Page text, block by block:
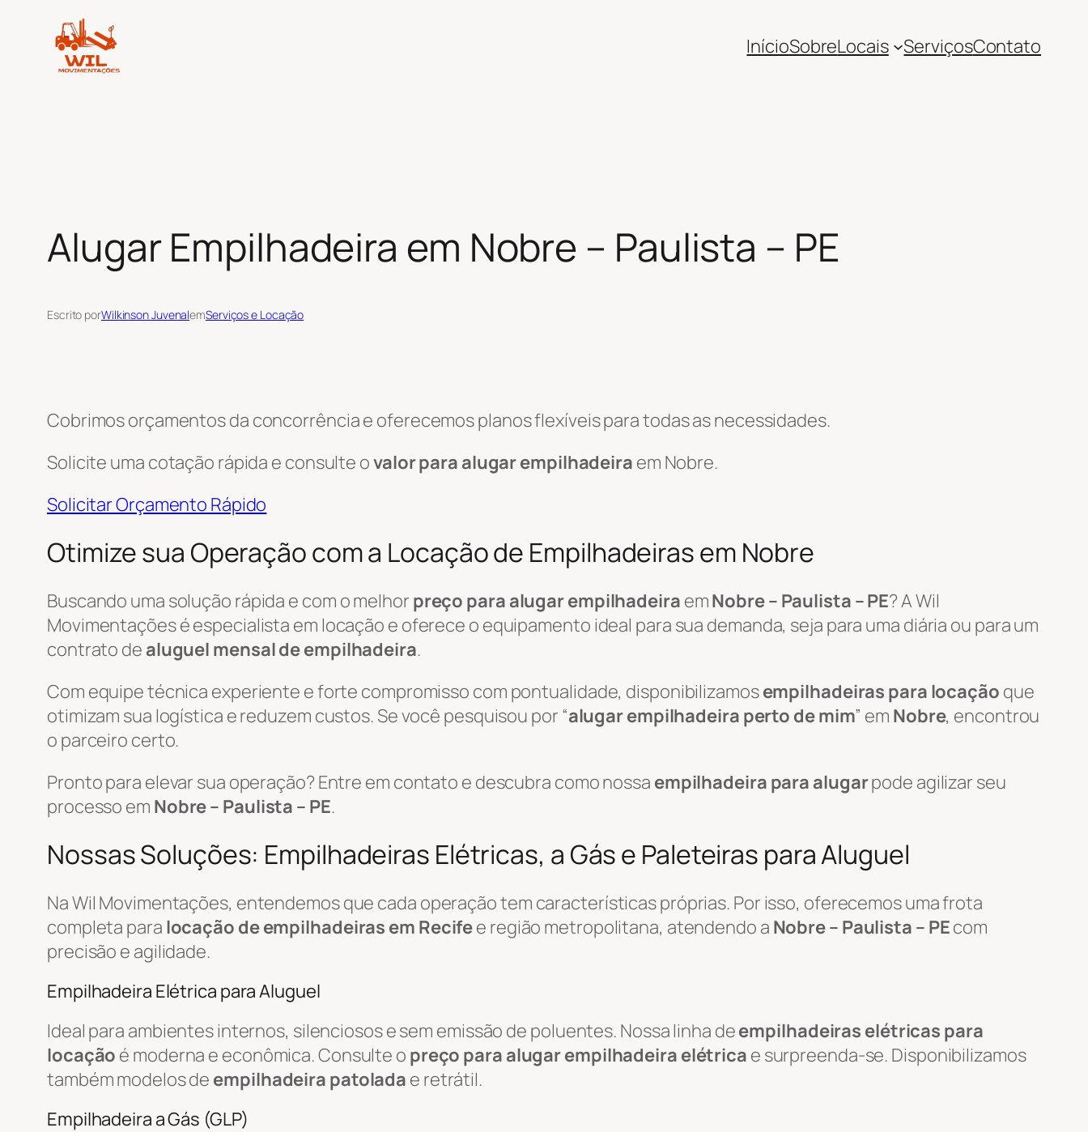
InícioSobreLocais ServiçosContato
Alugar Empilhadeira em Nobre – Paulista – PE
Escrito porWilkinson JuvenalemServiços e Locação
Cobrimos orçamentos da concorrência e oferecemos planos flexíveis para todas as necessidades.
Solicite uma cotação rápida e consulte ovalor para alugar empilhadeira em Nobre.
Solicitar Orçamento Rápido
Otimize sua Operação com a Locação de Empilhadeiras em Nobre
Buscando uma solução rápida e com o melhor preço para alugar empilhadeira emNobre – Paulista – PE? A Wil
Movimentações é especialista em locação e oferece o equipamento ideal para sua demanda, seja para uma diária ou para um
contrato de aluguel mensal de empilhadeira.
Com equipe técnica experiente e forte compromisso com pontualidade, disponibilizamosempilhadeiras para locação que
otimizam sua logística e reduzem custos. Se você pesquisou por “alugar empilhadeira perto de mim” em Nobre, encontrou
o parceiro certo.
Pronto para elevar sua operação? Entre em contato e descubra como nossa empilhadeira para alugarpode agilizar seu
processo em Nobre – Paulista – PE.
Nossas Soluções: Empilhadeiras Elétricas, a Gás e Paleteiras para Aluguel
Na Wil Movimentações, entendemos que cada operação tem características próprias. Por isso, oferecemos uma frota
completa para locação de empilhadeiras em Recifee região metropolitana, atendendo a Nobre – Paulista – PEcom
precisão e agilidade.
Empilhadeira Elétrica para Aluguel
Ideal para ambientes internos, silenciosos e sem emissão de poluentes. Nossa linha deempilhadeiras elétricas para
locação é moderna e econômica. Consulte o preço para alugar empilhadeira elétrica e surpreenda-se. Disponibilizamos
também modelos de empilhadeira patolada e retrátil.
Empilhadeira a Gás (GLP)